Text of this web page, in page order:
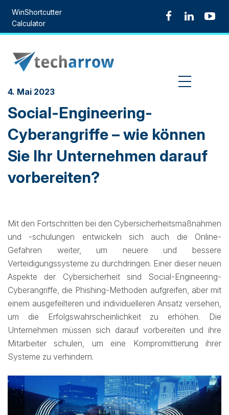
content
WinShortcutter
Calculator
4. Mai 2023
Social-Engineering-
Cyberangriffe – wie können
Sie Ihr Unternehmen darauf
vorbereiten?
Mit den Fortschritten bei den Cybersicherheitsmaßnahmen
und -schulungen entwickeln sich auch die Online-
Gefahren weiter, um neuere und bessere
Verteidigungssysteme zu durchdringen. Einer dieser neuen
Aspekte der Cybersicherheit sind Social-Engineering-
Cyberangriffe, die Phishing-Methoden aufgreifen, aber mit
einem ausgefeilteren und individuelleren Ansatz versehen,
um die Erfolgswahrscheinlichkeit zu erhöhen. Die
Unternehmen müssen sich darauf vorbereiten und ihre
Mitarbeiter schulen, um eine Kompromittierung ihrer
Systeme zu verhindern.